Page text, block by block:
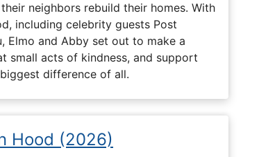
neighbors rebuild their homes. With
including celebrity guests Post
Elmo and Abby set out to make a
small acts of kindness, and support
difference of all.
Hood (2026)